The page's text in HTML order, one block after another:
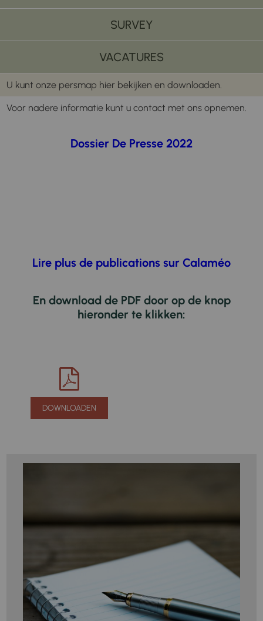
SURVEY
VACATURES
U kunt onze persmap hier bekijken en downloaden.
Voor nadere informatie kunt u contact met ons opnemen.
Dossier De Presse 2022
Lire plus de publications sur Calaméo
En download de PDF door op de knop
hieronder te klikken:
DOWNLOADEN